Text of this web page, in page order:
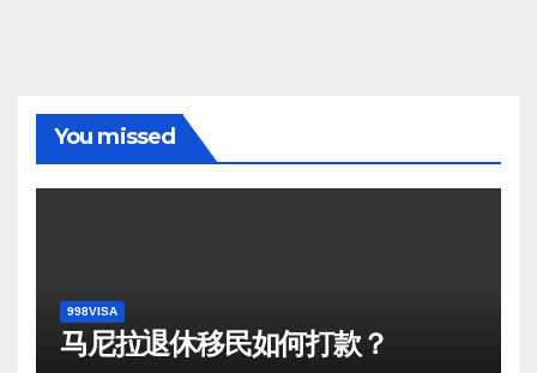
You missed
998VISA
马尼拉退休移民如何打款？